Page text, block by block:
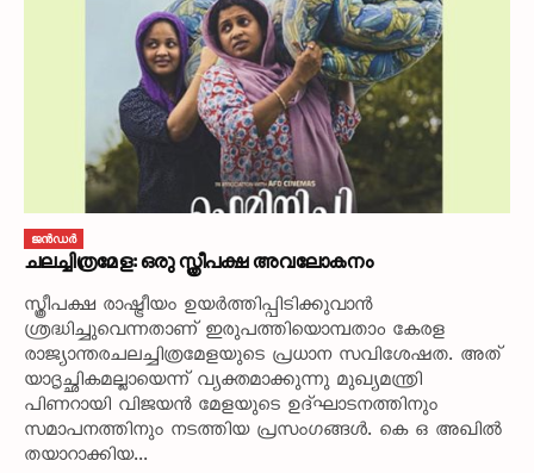
ജൻഡർ
ചലച്ചിത്രമേള: ഒരു സ്ത്രീപക്ഷ അവലോകനം
സ്ത്രീപക്ഷ രാഷ്ട്രീയം ഉയർത്തിപ്പിടിക്കുവാൻ
ശ്രദ്ധിച്ചുവെന്നതാണ് ഇരുപത്തിയൊമ്പതാം കേരള
രാജ്യാന്തരചലച്ചിത്രമേളയുടെ പ്രധാന സവിശേഷത. അത്
യാദൃച്ഛികമല്ലായെന്ന് വ്യക്തമാക്കുന്നു മുഖ്യമന്ത്രി
പിണറായി വിജയൻ മേളയുടെ ഉദ്‌ഘാടനത്തിനും
സമാപനത്തിനും നടത്തിയ പ്രസംഗങ്ങൾ. കെ ഒ അഖിൽ
തയാറാക്കിയ...